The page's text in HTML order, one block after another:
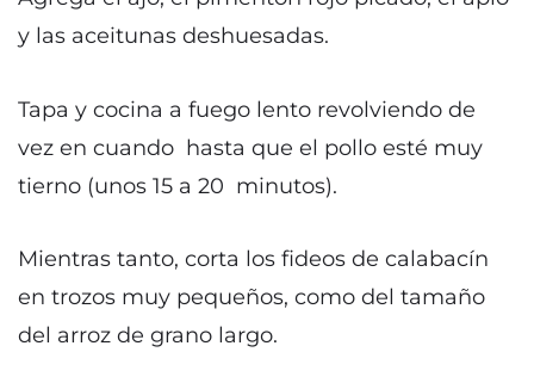
y las aceitunas deshuesadas.
Tapa y cocina a fuego lento revolviendo de
vez en cuando hasta que el pollo esté muy
tierno (unos 15 a 20 minutos).
Mientras tanto, corta los fideos de calabacín
en trozos muy pequeños, como del tamaño
del arroz de grano largo.